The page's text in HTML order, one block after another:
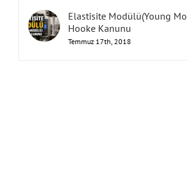
Elastisite Modülü(Young
Hooke Kanunu
Temmuz 17th, 2018